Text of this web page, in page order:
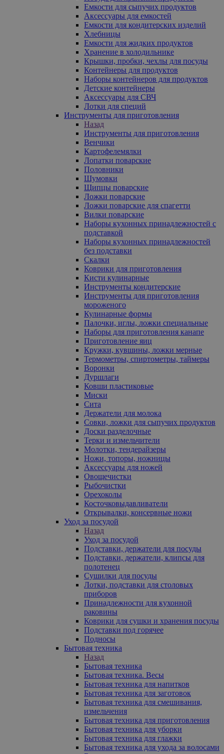
Емкости для сыпучих продуктов
Аксессуары для емкостей
Емкости для кондитерских изделий
Хлебницы
Емкости для жидких продуктов
Хранение в холодильнике
Крышки, пробки, чехлы для посуды
Контейнеры для продуктов
Наборы контейнеров для продуктов
Детские контейнеры
Аксессуары для СВЧ
Лотки для специй
Инструменты для приготовления
Назад
Инструменты для приготовления
Венчики
Картофелемялки
Лопатки поварские
Половники
Шумовки
Щипцы поварские
Ложки поварские
Ложки поварские для спагетти
Вилки поварские
Наборы кухонных принадлежностей с
подставкой
Наборы кухонных принадлежностей
без подставки
Скалки
Коврики для приготовления
Кисти кулинарные
Инструменты кондитерские
Инструменты для приготовления
мороженого
Кулинарные формы
Палочки, иглы, ложки специальные
Наборы для приготовления канапе
Приготовление яиц
Кружки, кувшины, ложки мерные
Термометры, спиртометры, таймеры
Воронки
Дуршлаги
Ковши пластиковые
Миски
Сита
Держатели для молока
Совки, ложки для сыпучих продуктов
Доски разделочные
Терки и измельчители
Молотки, тендерайзеры
Ножи, топоры, ножницы
Аксессуары для ножей
Овощечистки
Рыбочистки
Орехоколы
Косточковыдавливатели
Открывалки, консервные ножи
Уход за посудой
Назад
Уход за посудой
Подставки, держатели для посуды
Подставки, держатели, клипсы для
полотенец
Сушилки для посуды
Лотки, подставки для столовых
приборов
Принадлежности для кухонной
раковины
Коврики для сушки и хранения посуды
Подставки под горячее
Подносы
Бытовая техника
Назад
Бытовая техника
Бытовая техника. Весы
Бытовая техника для напитков
Бытовая техника для заготовок
Бытовая техника для смешивания,
измельчения
Бытовая техника для приготовления
Бытовая техника для уборки
Бытовая техника для глажки
Бытовая техника для ухода за волосами